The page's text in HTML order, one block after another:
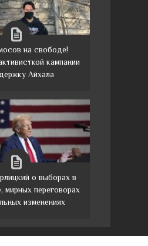
на свободе!
кампании
Айхала
о выборах в
переговорах
изменениях